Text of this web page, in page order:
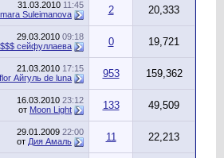
31.03.2010 11:45
Suleimanova 2 20,333
29.03.2010 09:18
сейфуллаева 0 19,721
21.03.2010 17:15
Айгуль de luna 953 159,362
16.03.2010 23:12
от Moon Light 133 49,509
29.01.2009 22:00
от Дия Амаль 11 22,213